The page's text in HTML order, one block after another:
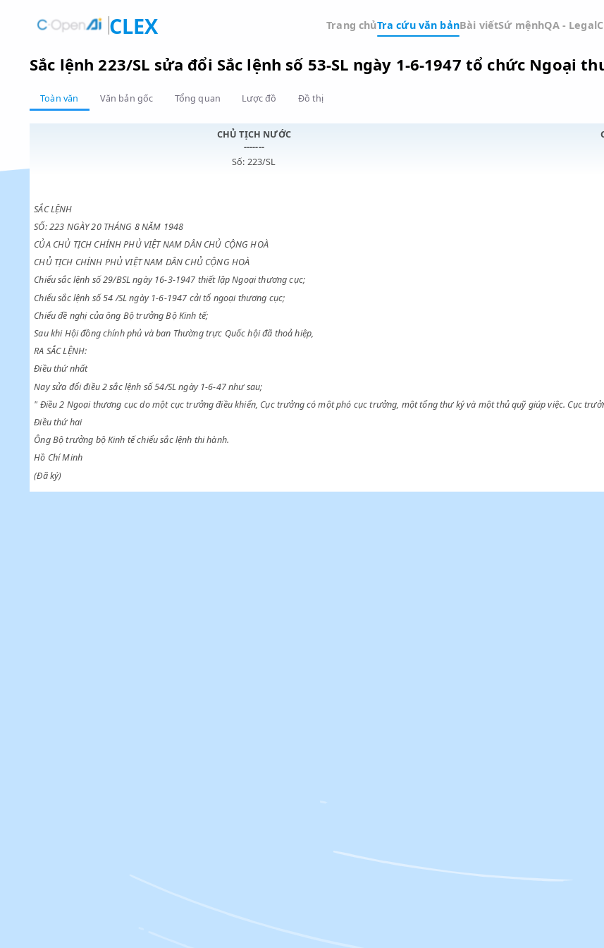
CLEX Trang chủTra cứu văn bảnBài viếtSứ
Sắc lệnh 223/SL sửa đổi Sắc lệnh số 53-SL ngày 1-6-1947 tổ chức
Toàn văn
CHỦ TỊCH NƯỚC
-------
SẮC LỆNH
SỐ: 223 NGÀY 20 THÁNG 8 NĂM 1948
CHỦ TỊCH CHÍNH PHỦ VIỆT NAM DÂN CHỦ CỘNG HOÀ
Chiểu sắc lệnh số 29/BSL ngày 16-3-1947 thiết lập Ngoại thương cục;
Chiểu sắc lệnh số 54 /SL ngày 1-6-1947 cải tổ ngoại thương cục;
Chiểu đề nghị của ông Bộ trưởng Bộ Kinh tế;
Sau khi Hội đồng chính phủ và ban Thường trực Quốc hội đã thoả hiệp,
RA SẮC LỆNH:
Điều thứ nhất
Nay sửa đổi điều 2 sắc lệnh số 54/SL ngày 1-6-47 như sau;
" Điều 2 Ngoại thương cục do một cục trưởng điều khiển, Cục trưởng có một phó cục trưởng, một tổng thư ký và một thủ quỹ
Điều thứ hai
Ông Bộ trưởng bộ Kinh tế chiểu sắc lệnh thi hành.